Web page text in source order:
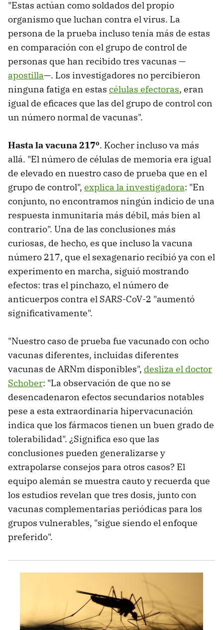
"Estas actúan como soldados del propio
organismo que luchan contra el virus. La
persona de la prueba incluso tenía más de estas
en comparación con el grupo de control de
personas que han recibido tres vacunas —
apostilla—. Los investigadores no percibieron
ninguna fatiga en estas células efectoras, eran
igual de eficaces que las del grupo de control con
un número normal de vacunas".
Hasta la vacuna 217º. Kocher incluso va más
allá. "El número de células de memoria era igual
de elevado en nuestro caso de prueba que en el
grupo de control", explica la investigadora: "En
conjunto, no encontramos ningún indicio de una
respuesta inmunitaria más débil, más bien al
contrario". Una de las conclusiones más
curiosas, de hecho, es que incluso la vacuna
número 217, que el sexagenario recibió ya con el
experimento en marcha, siguió mostrando
efectos: tras el pinchazo, el número de
anticuerpos contra el SARS-CoV-2 "aumentó
significativamente".
"Nuestro caso de prueba fue vacunado con ocho
vacunas diferentes, incluidas diferentes
vacunas de ARNm disponibles", desliza el doctor
Schober: "La observación de que no se
desencadenaron efectos secundarios notables
pese a esta extraordinaria hipervacunación
indica que los fármacos tienen un buen grado de
tolerabilidad". ¿Significa eso que las
conclusiones pueden generalizarse y
extrapolarse consejos para otros casos? El
equipo alemán se muestra cauto y recuerda que
los estudios revelan que tres dosis, junto con
vacunas complementarias periódicas para los
grupos vulnerables, "sigue siendo el enfoque
preferido".